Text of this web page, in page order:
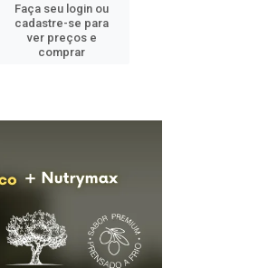
Faça seu login ou
cadastre-se para
ver preços e
comprar